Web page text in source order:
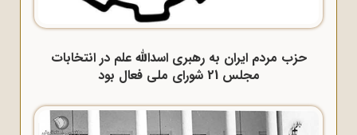
حزب مردم ایران به رهبری اسدالله علم در انتخابات
مجلس 21 شورای ملی فعال بود